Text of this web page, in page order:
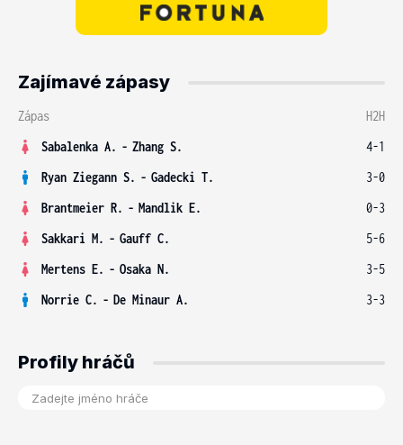
Zajímavé zápasy
Zápas
H2H
Sabalenka A. - Zhang S.
4-1
Ryan Ziegann S. - Gadecki T.
3-0
Brantmeier R. - Mandlik E.
0-3
Sakkari M. - Gauff C.
5-6
Mertens E. - Osaka N.
3-5
Norrie C. - De Minaur A. 3-3
Profily hráčů